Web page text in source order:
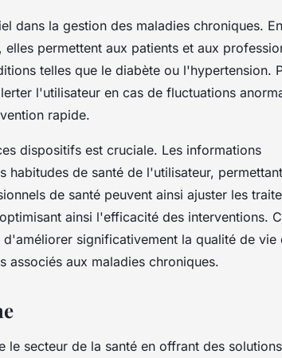
dans la gestion des maladies chroniques. En
permettent aux patients et aux
telles que le diabète ou l'hypertension.
l'utilisateur en cas de fluctuations
rapide.
dispositifs est cruciale. Les informations
habitudes de santé de l'utilisateur,
de santé peuvent ainsi ajuster les
ainsi l'efficacité des interventions.
significativement la qualité de vie
associés aux maladies chroniques.
le secteur de la santé en offrant des